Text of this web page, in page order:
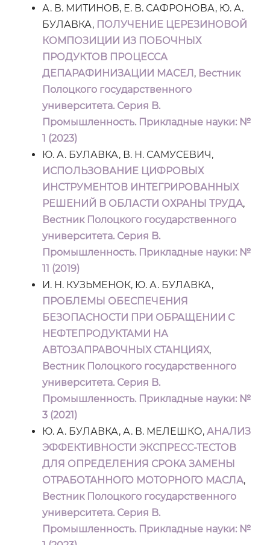
А. В. МИТИНОВ, Е. В. САФРОНОВА, Ю. А.
БУЛАВКА, ПОЛУЧЕНИЕ ЦЕРЕЗИНОВОЙ
КОМПОЗИЦИИ ИЗ ПОБОЧНЫХ
ПРОДУКТОВ ПРОЦЕССА
ДЕПАРАФИНИЗАЦИИ МАСЕЛ, Вестник
Полоцкого государственного
университета. Серия B.
Промышленность. Прикладные науки: №
1 (2023)
Ю. А. БУЛАВКА, В. Н. САМУСЕВИЧ,
ИСПОЛЬЗОВАНИЕ ЦИФРОВЫХ
ИНСТРУМЕНТОВ ИНТЕГРИРОВАННЫХ
РЕШЕНИЙ В ОБЛАСТИ ОХРАНЫ ТРУДА,
Вестник Полоцкого государственного
университета. Серия B.
Промышленность. Прикладные науки: №
11 (2019)
И. Н. КУЗЬМЕНОК, Ю. А. БУЛАВКА,
ПРОБЛЕМЫ ОБЕСПЕЧЕНИЯ
БЕЗОПАСНОСТИ ПРИ ОБРАЩЕНИИ С
НЕФТЕПРОДУКТАМИ НА
АВТОЗАПРАВОЧНЫХ СТАНЦИЯХ,
Вестник Полоцкого государственного
университета. Серия B.
Промышленность. Прикладные науки: №
3 (2021)
Ю. А. БУЛАВКА, А. В. МЕЛЕШКО, АНАЛИЗ
ЭФФЕКТИВНОСТИ ЭКСПРЕСС-ТЕСТОВ
ДЛЯ ОПРЕДЕЛЕНИЯ СРОКА ЗАМЕНЫ
ОТРАБОТАННОГО МОТОРНОГО МАСЛА,
Вестник Полоцкого государственного
университета. Серия B.
Промышленность. Прикладные науки: №